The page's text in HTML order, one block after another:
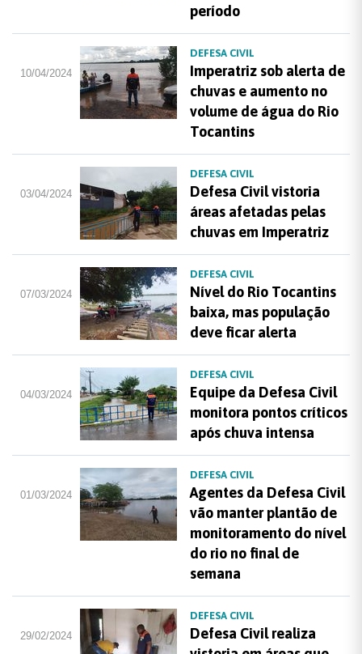
período
10/04/2024
DEFESA CIVIL
Imperatriz sob alerta de
chuvas e aumento no
volume de água do Rio
Tocantins
03/04/2024
DEFESA CIVIL
Defesa Civil vistoria
áreas afetadas pelas
chuvas em Imperatriz
07/03/2024
DEFESA CIVIL
Nível do Rio Tocantins
baixa, mas população
deve ficar alerta
04/03/2024
DEFESA CIVIL
Equipe da Defesa Civil
monitora pontos críticos
após chuva intensa
01/03/2024
DEFESA CIVIL
Agentes da Defesa Civil
vão manter plantão de
monitoramento do nível
do rio no final de
semana
29/02/2024
DEFESA CIVIL
Defesa Civil realiza